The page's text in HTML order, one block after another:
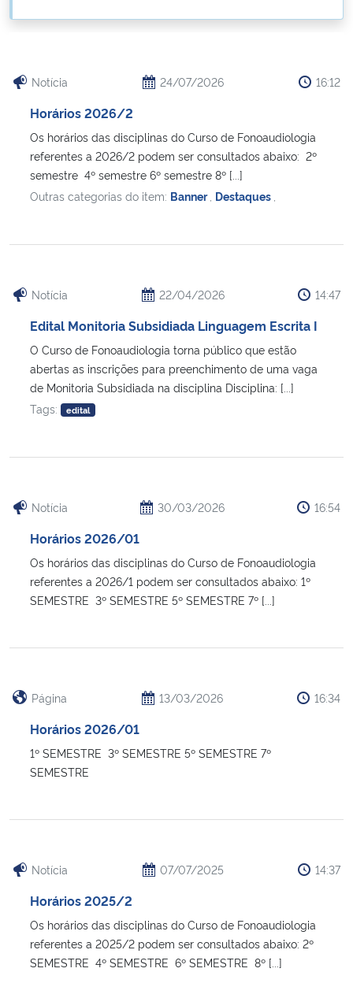
Ministério da Ciência, Tecnologia, Inovações e Comunicações
Ministério do Meio Ambiente
Controladoria-Geral da União
Ministério da Mulher, da Família e dos Direitos Humanos
Secretaria-Geral
Advocacia-Geral da União
Banco Central do Brasil
Planalto
Notícia 24/07/2026 16:12
Horários 2026/2
Os horários das disciplinas do Curso de Fonoaudiologia
referentes a 2026/2 podem ser consultados abaixo: 2º
semestre 4º semestre 6º semestre 8º [...]
Outras categorias do item: Banner Destaques
Notícia 22/04/2026 14:47
Edital Monitoria Subsidiada Linguagem Escrita I
O Curso de Fonoaudiologia torna público que estão
abertas as inscrições para preenchimento de uma vaga
de Monitoria Subsidiada na disciplina Disciplina: [...]
Tags:
edital
Notícia 30/03/2026 16:54
Horários 2026/01
Os horários das disciplinas do Curso de Fonoaudiologia
referentes a 2026/1 podem ser consultados abaixo: 1º
SEMESTRE 3º SEMESTRE 5º SEMESTRE 7º [...]
Página 13/03/2026 16:34
Horários 2026/01
1º SEMESTRE 3º SEMESTRE 5º SEMESTRE 7º
SEMESTRE
Notícia 07/07/2025 14:37
Horários 2025/2
Os horários das disciplinas do Curso de Fonoaudiologia
referentes a 2025/2 podem ser consultados abaixo: 2º
SEMESTRE 4º SEMESTRE 6º SEMESTRE 8º [...]